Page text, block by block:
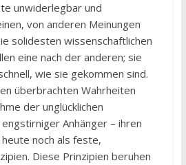
unwiderlegbar und
von anderen Meinungen
solidesten wissenschaftlichen
eine nach der anderen; sie
wie sie gekommen sind.
überbrachten Wahrheiten
der unglücklichen
Anhänger – ihren
noch als feste,
Diese Prinzipien beruhen